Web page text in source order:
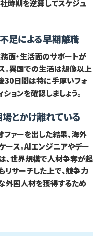
時期を逆算してスケジュ
足による早期離職
面・生活面のサポートが
。異国での生活は想像以上
30日間は特に手厚いフォ
ョンを確認しましょう。
とかけ離れている
ァーを出した結果、海外
ース。AIエンジニアやデー
、世界規模で人材争奪が起
リサーチした上で、競争力
外国人材を獲得するため